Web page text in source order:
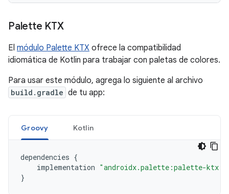
Palette KTX
El módulo Palette KTX ofrece la compatibilidad
idiomática de Kotlin para trabajar con paletas de colores.
Para usar este módulo, agrega lo siguiente al archivo
build.gradle de tu app:
Groovy Kotlin
dependencies {
implementation "androidx.palette:palette-
}